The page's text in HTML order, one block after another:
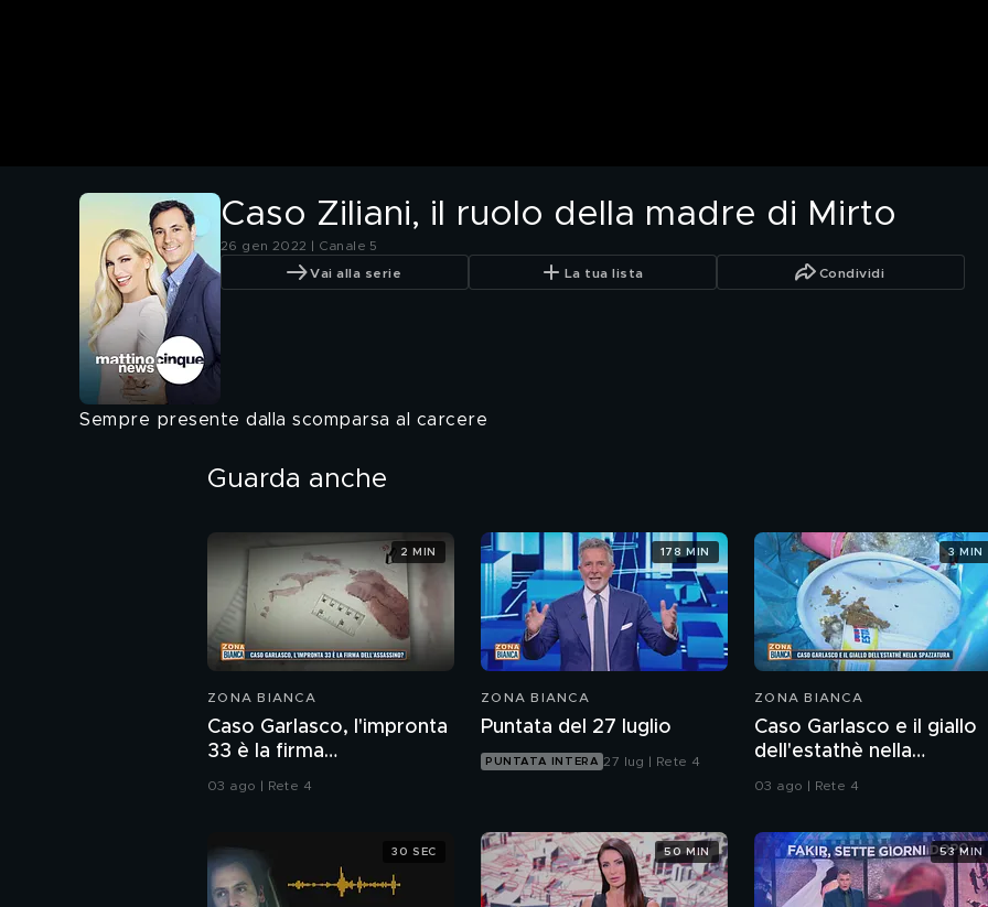
Caso Ziliani, il ruolo della madre di Mirto
26 gen 2022 | Canale 5
Vai alla serie La tua lista Condividi
Sempre presente dalla scomparsa al carcere
Guarda anche
ZONA BIANCA
Caso Garlasco, l'impronta
33 è la firma
dell'assassino?
03 ago | Rete 4
2 MIN
ZONA BIANCA
Puntata del 27 luglio
PUNTATA INTERA 27 lug | Rete 4
178 MIN
ZONA BIANCA
Caso Garlasco e il giallo
dell'estathè nella
spazzatura
03 ago | Rete 4
3 MIN
30 SEC 50 MIN 53 MIN